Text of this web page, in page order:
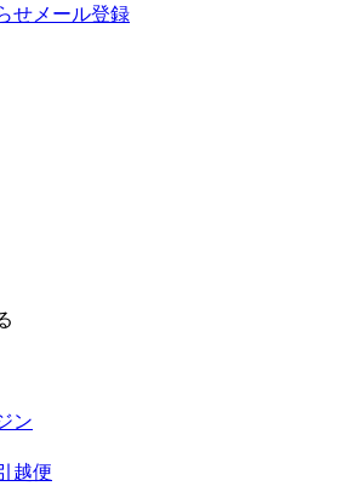
せメール登録
ン
越便